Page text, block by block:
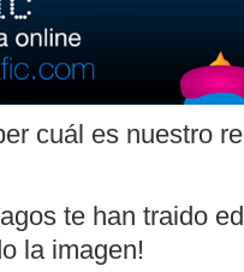
cuál es nuestro
te han traido
la imagen!